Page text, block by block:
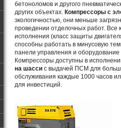
бетоноломов и другого
других объектах. Компрессоры с
экологичностью, они меньше
проведении отделочных работ. Все
исполнения (класс защиты
способны работать в минусовую
панели управления и
Компрессоры доступны в
на шасси с выдачей ПСМ для
обслуживания каждые 1000 часов
для инвестиций.